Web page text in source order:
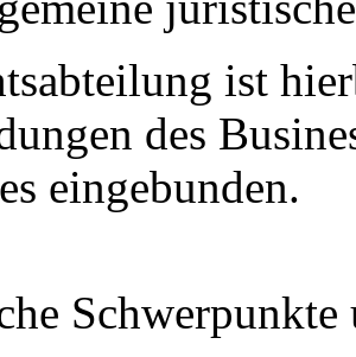
ist
des
eingebunden.